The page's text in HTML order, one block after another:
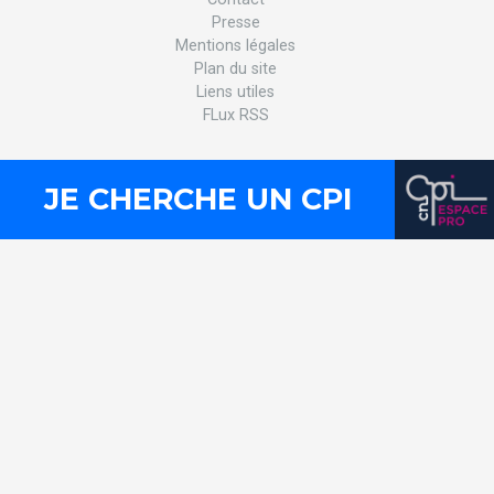
Presse
Mentions légales
Plan du site
Liens utiles
FLux RSS
JE CHERCHE UN CPI